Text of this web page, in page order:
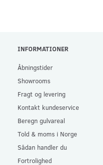
INFORMATIONER
Åbningstider
Showrooms
Fragt og levering
Kontakt kundeservice
Beregn gulvareal
Told & moms i Norge
Sådan handler du
Fortrolighed